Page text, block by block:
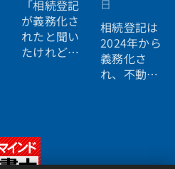
「相続登記
が義務化さ
れたと聞い
たけれど、
日
相続登記は
2024年から
義務化さ
れ、不動産